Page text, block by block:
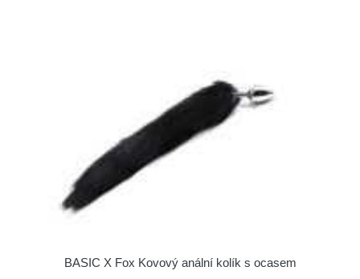
BASIC X Fox Kovový anální kolík s ocasem